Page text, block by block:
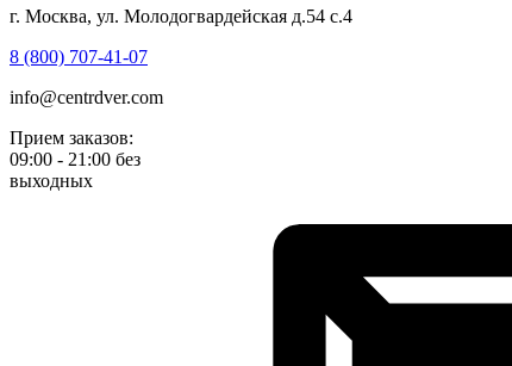
г. Москва, ул. Молодогвардейская д.54 с.4
8 (800) 707-41-07
info@centrdver.com
Прием заказов:
09:00 - 21:00 без
выходных